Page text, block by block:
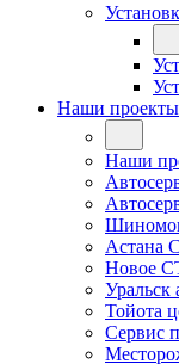
Наши проекты
Наши
Астана
Новое
Уральск
Тойота
Сервис